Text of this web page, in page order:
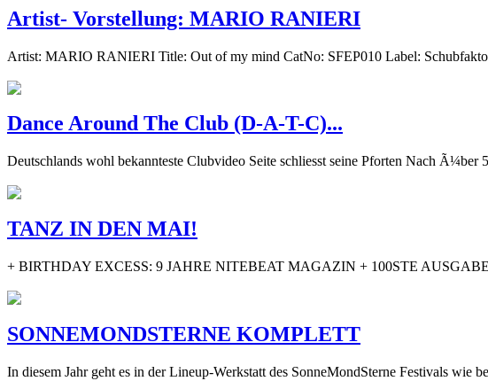
Artist- Vorstellung: MARIO RANIERI
Artist: MARIO RANIERI Title: Out of my mind CatNo: SFEP010 Label:
Dance Around The Club (D-A-T-C)...
Deutschlands wohl bekannteste Clubvideo Seite schliesst seine Pforten Nach
TANZ IN DEN MAI!
+ BIRTHDAY EXCESS: 9 JAHRE NITEBEAT MAGAZIN + 100STE
SONNEMONDSTERNE KOMPLETT
In diesem Jahr geht es in der Lineup-Werkstatt des SonneMondSterne Festivals wie